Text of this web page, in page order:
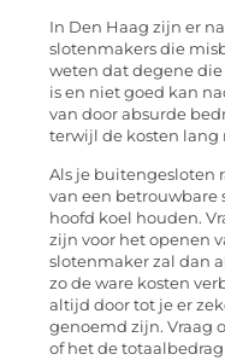
In Den Haag zijn er
slotenmakers die
weten dat degene
is en niet goed kan
van door absurde
terwijl de kosten lang
Als je buitengesloten
van een betrouwbare
hoofd koel houden.
zijn voor het openen
slotenmaker zal dan
zo de ware kosten
altijd door tot je er
genoemd zijn. Vraag
of het de